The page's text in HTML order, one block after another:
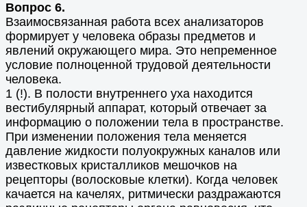
Вопрос 6.
Взаимосвязанная работа всех анализаторов
формирует у человека образы предметов и
явлений окружающего мира. Это непременное
условие полноценной трудовой деятельности
человека.
1 (!). В полости внутреннего уха находится
вестибулярный аппарат, который отвечает за
информацию о положении тела в пространстве.
При изменении положения тела меняется
давление жидкости полуокружных каналов или
известковых кристалликов мешочков на
рецепторы (волосковые клетки). Когда человек
качается на качелях, ритмически раздражаются